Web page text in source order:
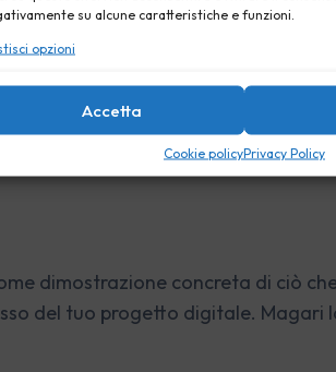
su alcune caratteristiche e funzioni.
opzioni
Accetta
Cookie policyPrivacy Policy
leggere sempre più
lasciate dai nostri clienti. Ogni
dimostrazione concreta di ciò
del tuo progetto digitale. Magari